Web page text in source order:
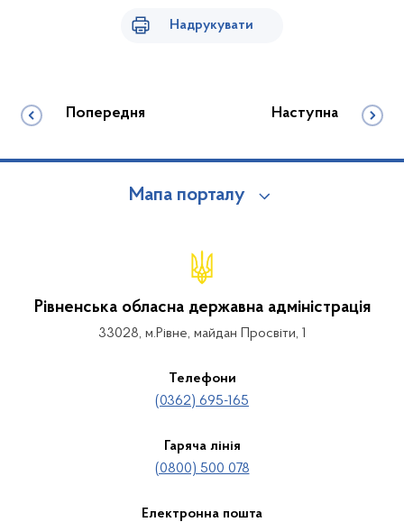
Надрукувати
Попередня Наступна
Мапа порталу
Рівненська обласна державна адміністрація
33028, м.Рівне, майдан Просвіти, 1
Телефони
(0362) 695-165
Гаряча лінія
(0800) 500 078
Електронна пошта